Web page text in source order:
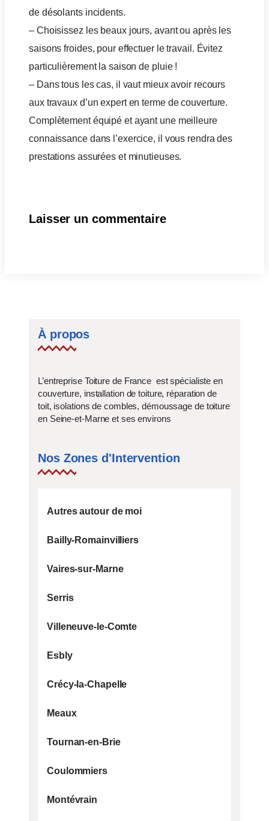
de désolants incidents.
– Choisissez les beaux jours, avant ou après les
saisons froides, pour effectuer le travail. Évitez
particulièrement la saison de pluie !
– Dans tous les cas, il vaut mieux avoir recours
aux travaux d’un expert en terme de couverture.
Complètement équipé et ayant une meilleure
connaissance dans l’exercice, il vous rendra des
prestations assurées et minutieuses.
Laisser un commentaire
À propos
L’entreprise Toiture de France est spécialiste en
couverture, installation de toiture, réparation de
toit, isolations de combles, démoussage de toiture
en Seine-et-Marne et ses environs
Nos Zones d'Intervention
Autres autour de moi
Bailly-Romainvilliers
Vaires-sur-Marne
Serris
Villeneuve-le-Comte
Esbly
Crécy-la-Chapelle
Meaux
Tournan-en-Brie
Coulommiers
Montévrain